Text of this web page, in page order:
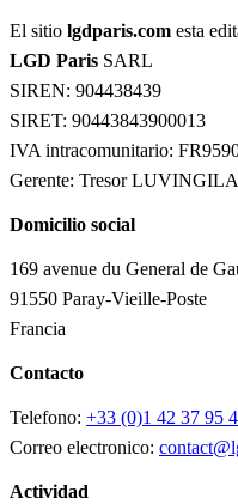
El sitio lgdparis.com esta
LGD Paris SARL
SIREN: 904438439
SIRET: 90443843900013
IVA intracomunitario:
Gerente: Tresor LUVINGILA
Domicilio social
169 avenue du General de
91550 Paray-Vieille-Poste
Francia
Contacto
Telefono: +33 (0)1 42 37 95
Correo electronico:
Actividad